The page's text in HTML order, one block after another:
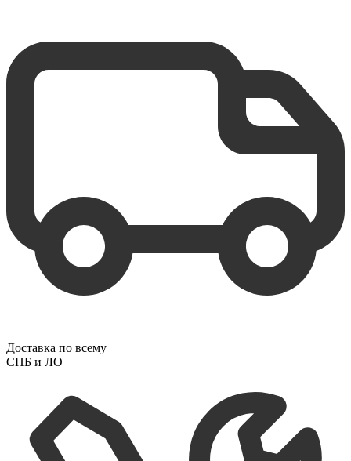
Доставка по всему
СПБ и ЛО